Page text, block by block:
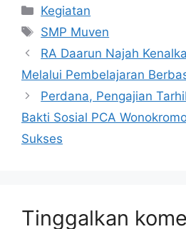
Kategori
Kegiatan
Tag
SMP Muven
RA Daarun Najah
Melalui Pembelajaran
Perdana, Pengajian
Bakti Sosial PCA
Sukses
Tinggalkan